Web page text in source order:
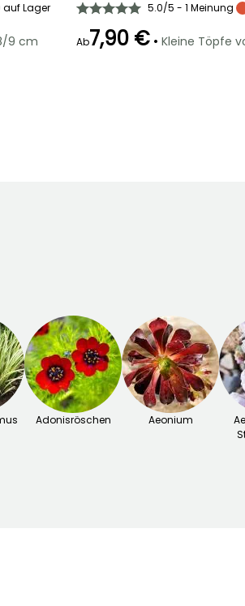
auf Lager
9 cm
Blütezeit
Geeigneter
5.0/5 - 1 Meinung
Ab7,90 € • Kleine Töpfe
Adonisröschen Aeonium